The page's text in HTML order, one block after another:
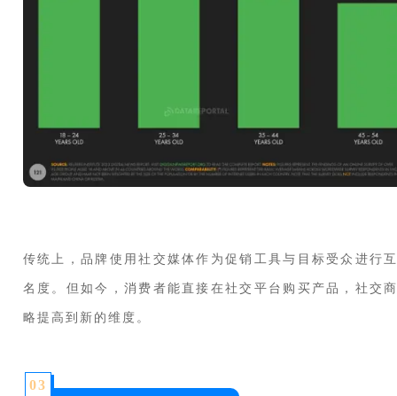
传统上，品牌使用社交媒体作为促销工具与目标受众进行
名度。但如今，消费者能直接在社交平台购买产品，社交
略提高到新的维度。
03